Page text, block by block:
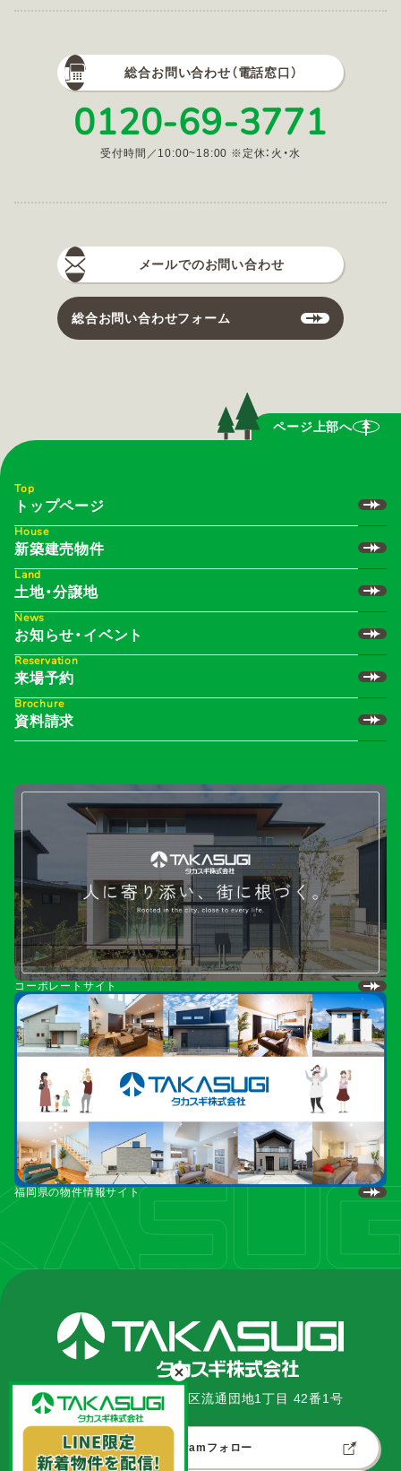
総合お問い合わせ（電話窓口）
0120-69-3771
受付時間／10:00~18:00 ※定休：火・水
メールでのお問い合わせ
総合お問い合わせフォーム
ページ上部へ
〒862-0967 熊本市南区流通団地1丁目 42番1号
Instagramフォロー
Top
トップページ
House
新築建売物件
Land
土地・分譲地
News
お知らせ・イベント
Reservation
来場予約
Brochure
資料請求
コーポレートサイト
福岡県の物件情報サイト